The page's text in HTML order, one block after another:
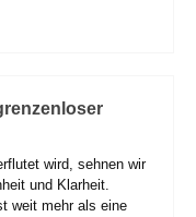
wird, sehnen wir
und Klarheit.
weit mehr als eine